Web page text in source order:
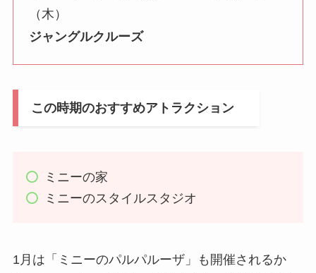
（木）
ジャングルクルーズ
この時期のおすすめアトラクション
ミニーの家
ミニーのスタイルスタジオ
1月は「ミニーのパルパルーザ」も開催されるか